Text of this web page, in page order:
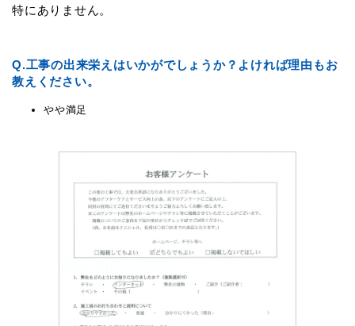
特にありません。
Q.工事の出来栄えはいかがでしょうか？よければ理由もお
教えください。
やや満足